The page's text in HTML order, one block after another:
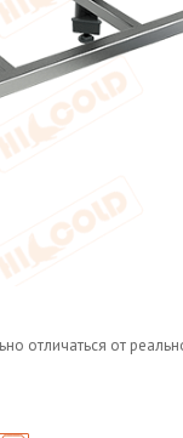
отличаться от